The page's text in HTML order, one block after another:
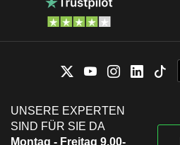
UNSERE EXPERTEN
SIND FÜR SIE DA
Montag - Freitag 9.00-